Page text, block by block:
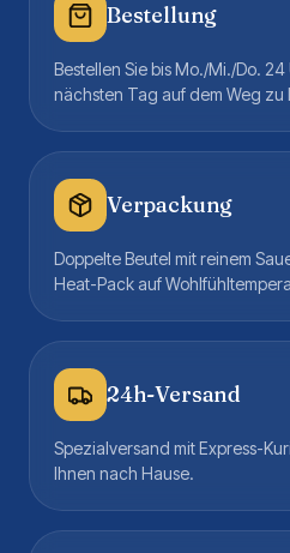
Bestellung
Bestellen Sie bis Mo./Mi./Do.
nächsten Tag auf dem Weg zu
Verpackung
Doppelte Beutel mit reinem
Heat-Pack auf
24h-Versand
Spezialversand mit Express-
Ihnen nach Hause.